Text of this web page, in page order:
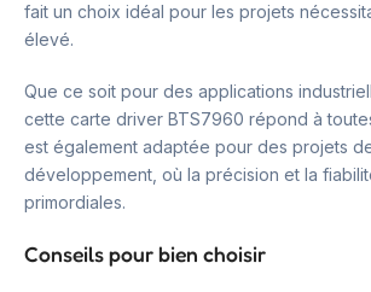
fait un choix idéal pour les projets
élevé.
Que ce soit pour des applications
cette carte driver BTS7960 répond à
est également adaptée pour des projets
développement, où la précision et la
primordiales.
Conseils pour bien choisir